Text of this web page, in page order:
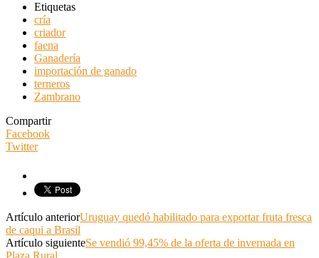
Etiquetas
cría
criador
faena
Ganadería
importación de ganado
terneros
Zambrano
Compartir
Facebook
Twitter
Artículo anteriorUruguay quedó habilitado para exportar fruta fresca
de caqui a Brasil
Artículo siguienteSe vendió 99,45% de la oferta de invernada en
Plaza Rural